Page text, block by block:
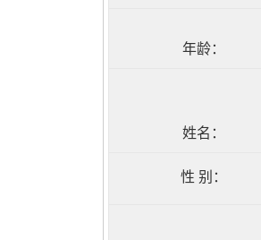
年龄：
姓名：
性 别：